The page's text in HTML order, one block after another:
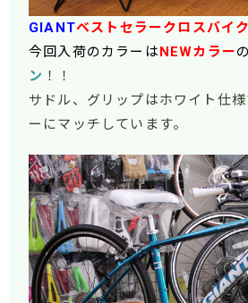
GIANTベストセラークロスバイク
今回入荷のカラーはNEWカラーの
ン ！！
サドル、グリップはホワイト仕
ーにマッチしています。